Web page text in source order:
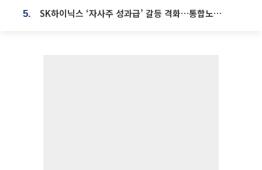
5. SK하이닉스 ‘자사주 성과급’ 갈등 격화…통합노조 출범 움직임